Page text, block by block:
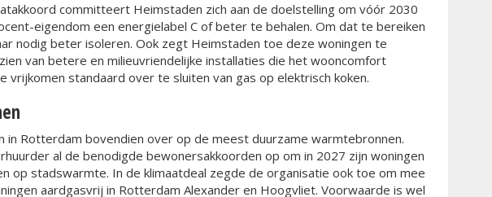
committeert Heimstaden zich aan de doelstelling om vóór 2030
eigendom een energielabel C of beter te behalen. Om dat te bereiken
nodig beter isoleren. Ook zegt Heimstaden toe deze woningen te
van betere en milieuvriendelijke installaties die het wooncomfort
vrijkomen standaard over te sluiten van gas op elektrisch koken.
in Rotterdam bovendien over op de meest duurzame warmtebronnen.
al de benodigde bewonersakkoorden op om in 2027 zijn woningen
op stadswarmte. In de klimaatdeal zegde de organisatie ook toe om mee
aardgasvrij in Rotterdam Alexander en Hoogvliet. Voorwaarde is wel